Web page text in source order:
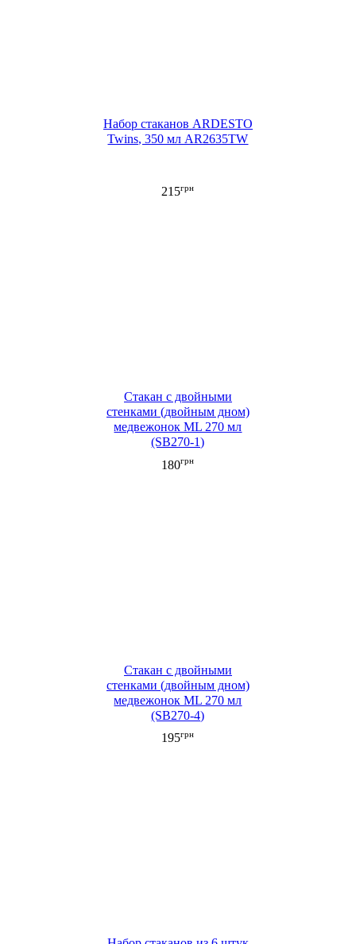
Набор стаканов ARDESTO
Twins, 350 мл AR2635TW
215грн
Стакан c двойными
стенками (двойным дном)
медвежонок ML 270 мл
(SB270-1)
180грн
Стакан c двойными
стенками (двойным дном)
медвежонок ML 270 мл
(SB270-4)
195грн